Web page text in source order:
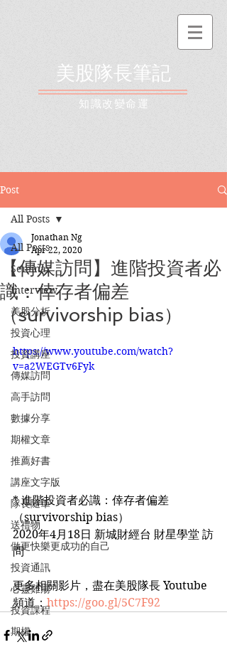
美股隊長筆記
​知識改變命運
Post
All Posts
Seminar
Interview
美股分析
投資心理
投資講座
傳媒訪問
高手訪問
數據分享
期權文章
推薦好書
講座文字版
隊長隨筆
送禮物
做更快樂更成功的自己
投資通訊
心靈雞湯
投資課程
期權
All Posts
【傳媒訪問】進階投資者必
識：倖存者偏差
（survivorship bias）
Jonathan Ng
Apr 22, 2020
https://www.youtube.com/watch?
v=a2WEGTv6Fyk
* 進階投資者必識：倖存者偏差
（survivorship bias）
2020年4月18日 新城財經台 財星學堂 訪
問
更多相關影片，盡在美股隊長 Youtube
頻道： https://goo.gl/5C7F92